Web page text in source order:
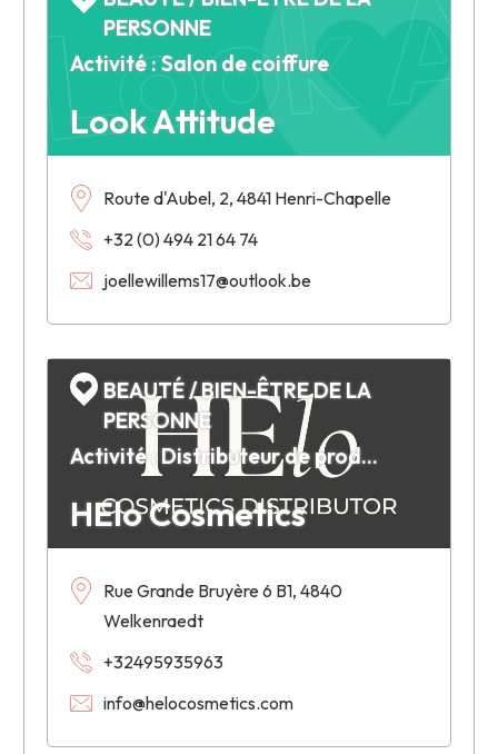
Look Attitude
PERSONNE
Activité : Salon de coiffure
Route d'Aubel, 2, 4841 Henri-Chapelle
+32 (0) 494 21 64 74
joellewillems17@outlook.be
HElo Cosmetics
BEAUTÉ / BIEN-ÊTRE DE LA
PERSONNE
Activité : Distributeur de produits cosmétiques
Rue Grande Bruyère 6 B1, 4840
Welkenraedt
+32495935963
info@helocosmetics.com